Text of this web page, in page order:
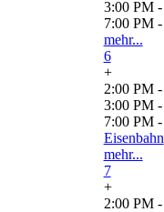
3:00 PM -
7:00 PM -
mehr...
6
+
2:00 PM -
3:00 PM -
7:00 PM -
Eisenbahn
mehr...
7
+
2:00 PM -